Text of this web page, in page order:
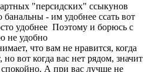
"персидских" ссыкунов
- им удобнее ссать вот
удобнее Поэтому и борюсь с
не удобно
что вам не нравится, когда
но вот когда вас нет рядом, значит
А при вас лучше не